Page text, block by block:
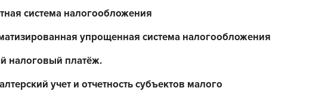
система налогообложения
упрощенная система налогообложения
налоговый платёж.
учет и отчетность субъектов малого